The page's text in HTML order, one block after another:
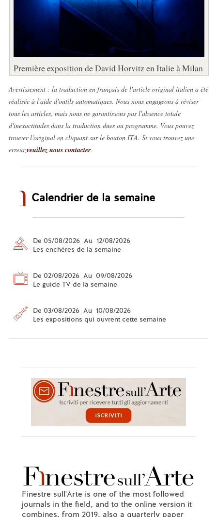
Première exposition de David Horvitz en Italie à Milan
Avertissement : la traduction en français de l'article original italien a été
réalisée à l'aide d'outils automatiques. Nous nous engageons à réviser
tous les articles, mais nous ne garantissons pas l'absence totale
d'inexactitudes dans la traduction dues au programme. Vous pouvez
trouver l'original en cliquant sur le bouton ITA. Si vous trouvez une
erreur,veuillez nous contacter.
Calendrier de la semaine
De 05/08/2026 Au 12/08/2026
Les enchères de la semaine
De 02/08/2026 Au 09/08/2026
Le guide TV de la semaine
De 03/08/2026 Au 10/08/2026
Les expositions qui ouvrent cette semaine
Finestre sull'Arte is one of the most followed
journals in the field, and to the online version it
combines, from 2019, also a quarterly paper